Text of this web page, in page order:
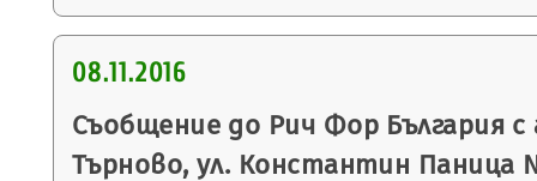
08.11.2016
Съобщение до Рич Фор България с
Търново, ул. Константин Паница